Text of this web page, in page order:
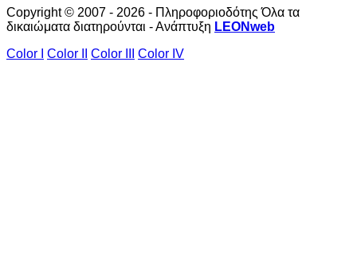
Copyright © 2007 - 2026 - Πληροφοριοδότης Όλα τα
δικαιώματα διατηρούνται - Ανάπτυξη LEONweb
Color I
Color II Color III Color IV